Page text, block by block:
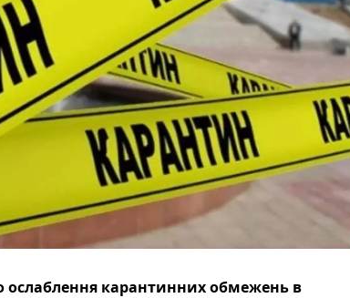
карантинних обмежень в